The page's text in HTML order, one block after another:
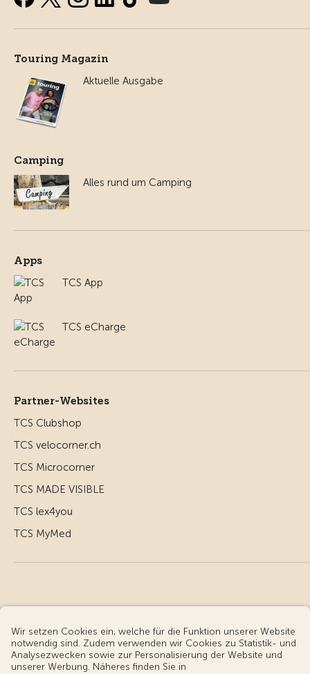
Touring Magazin
Aktuelle Ausgabe
Camping
Alles rund um Camping
Apps
TCS App
TCS eCharge
Partner-Websites
TCS Clubshop
TCS velocorner.ch
TCS Microcorner
TCS MADE VISIBLE
TCS lex4you
TCS MyMed